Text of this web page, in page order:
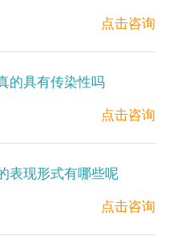
点击咨询
的具有传染性吗
点击咨询
表现形式有哪些呢
点击咨询